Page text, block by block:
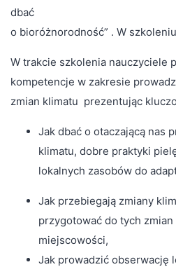
dbać
o bioróżnorodność” . W
W trakcie szkolenia nauczyciele
kompetencje w zakresie
zmian klimatu prezentując
Jak dbać o otaczającą nas
klimatu, dobre praktyki
lokalnych zasobów do
Jak przebiegają zmiany
przygotować do tych
miejscowości,
Jak prowadzić obserwację